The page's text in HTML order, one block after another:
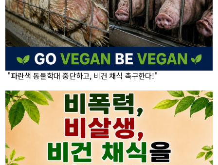
"파란색 동물학대 중단하고, 비건 채식 촉구한다!"